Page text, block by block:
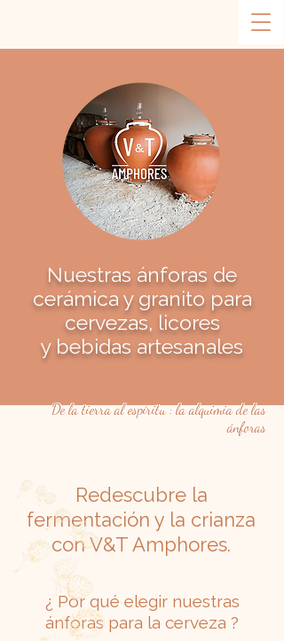
Nuestras ánforas de
cerámica y granito para
cervezas, licores
y bebidas artesanales
De la tierra al espíritu : la alquimia de las
ánforas
Redescubre la
fermentación y la crianza
con V&T Amphores.
¿ Por qué elegir nuestras
ánforas para la cerveza ?